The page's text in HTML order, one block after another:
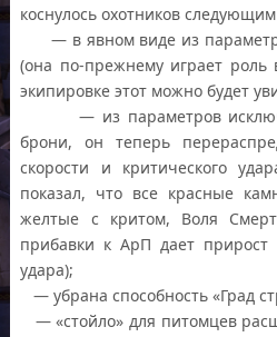
коснулось охотников
— в явном виде из
(она по-прежнему играет роль
экипировке этот можно будет
— из параметров
брони, он теперь
скорости и критического
показал, что все красные
желтые с критом, Воля
прибавки к АрП дает прирост
удара);
— убрана способность «Град
— «стойло» для питомцев